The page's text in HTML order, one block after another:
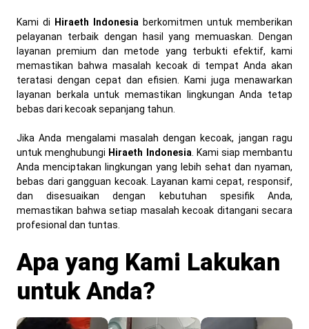
Kami di Hiraeth Indonesia berkomitmen untuk memberikan
pelayanan terbaik dengan hasil yang memuaskan. Dengan
layanan premium dan metode yang terbukti efektif, kami
memastikan bahwa masalah kecoak di tempat Anda akan
teratasi dengan cepat dan efisien. Kami juga menawarkan
layanan berkala untuk memastikan lingkungan Anda tetap
bebas dari kecoak sepanjang tahun.
Jika Anda mengalami masalah dengan kecoak, jangan ragu
untuk menghubungi Hiraeth Indonesia. Kami siap membantu
Anda menciptakan lingkungan yang lebih sehat dan nyaman,
bebas dari gangguan kecoak. Layanan kami cepat, responsif,
dan disesuaikan dengan kebutuhan spesifik Anda,
memastikan bahwa setiap masalah kecoak ditangani secara
profesional dan tuntas.
Apa yang Kami Lakukan
untuk Anda?